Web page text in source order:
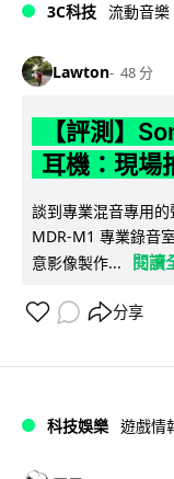
3C科技 流動音樂
Lawton 48 分
【評測】
耳機：現場
談到專業混音專用
MDR-M1 專業錄音
意影像製作...
閱讀
分享
科技娛樂 遊戲情